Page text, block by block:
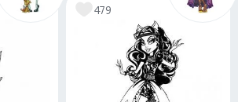
479